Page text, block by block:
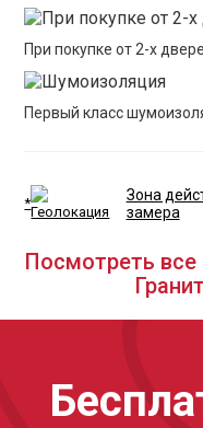
При покупке от 2-х
Первый класс
*
Зона
замера
Посмотреть